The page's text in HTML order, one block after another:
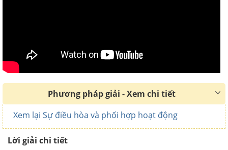
Phương pháp giải - Xem chi tiết
Xem lại Sự điều hòa và phối hợp hoạt động
Lời giải chi tiết